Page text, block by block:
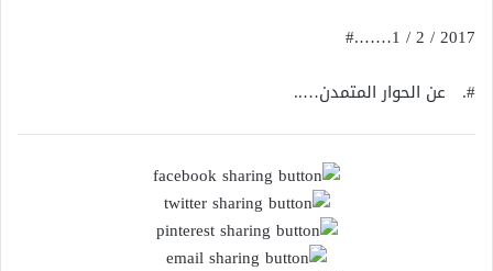
2017 / 2 / 1…….#
#. عن الحوار المتمدن…..